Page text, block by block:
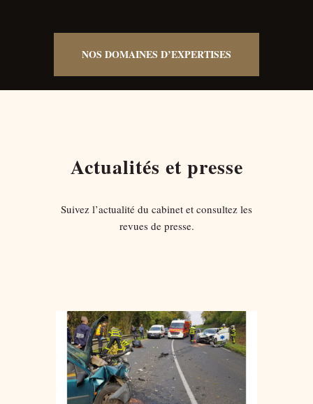
NOS DOMAINES D’EXPERTISES
Actualités et presse
Suivez l’actualité du cabinet et consultez les
revues de presse.